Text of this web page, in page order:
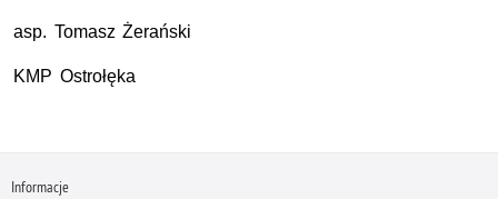
asp. Tomasz Żerański
KMP Ostrołęka
Informacje